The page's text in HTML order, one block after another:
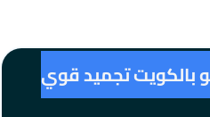
بالكويت تجميد قوي